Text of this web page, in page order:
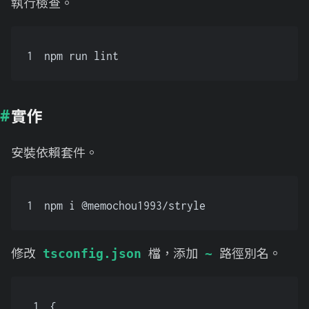
1 npm run lint
實作
安裝依賴套件。
1 npm i @memochou1993/stryle
修改 tsconfig.json 檔，添加 ~ 路徑別名。
1 {